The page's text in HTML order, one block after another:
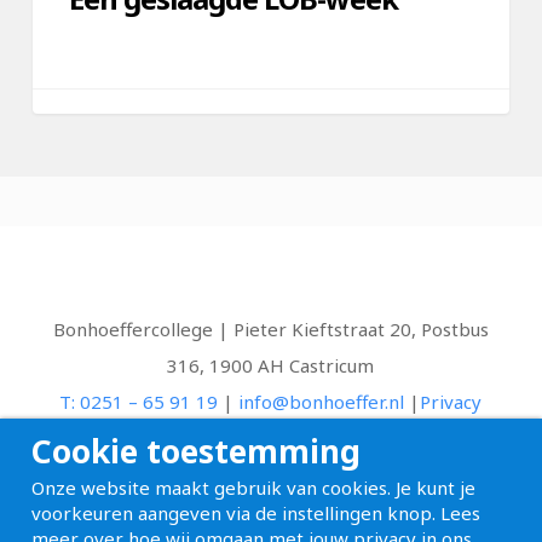
Bonhoeffercollege | Pieter Kieftstraat 20, Postbus
316, 1900 AH Castricum
T: 0251 – 65 91 19 | info@bonhoeffer.nl | Privacy
facebook youtube
Cookie toestemming
Onze website maakt gebruik van cookies. Je kunt je
voorkeuren aangeven via de instellingen knop. Lees